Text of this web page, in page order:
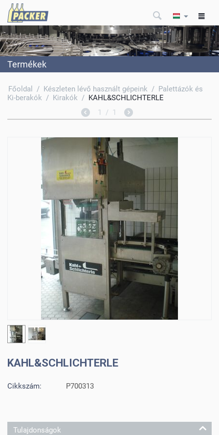
Termékek
Főoldal / Készleten lévő használt gépeink / Palettázók és
Ki-berakók / Kirakók / KAHL&SCHLICHTERLE
1
/ 1
KAHL&SCHLICHTERLE
Cikkszám: P700313
Tulajdonságok